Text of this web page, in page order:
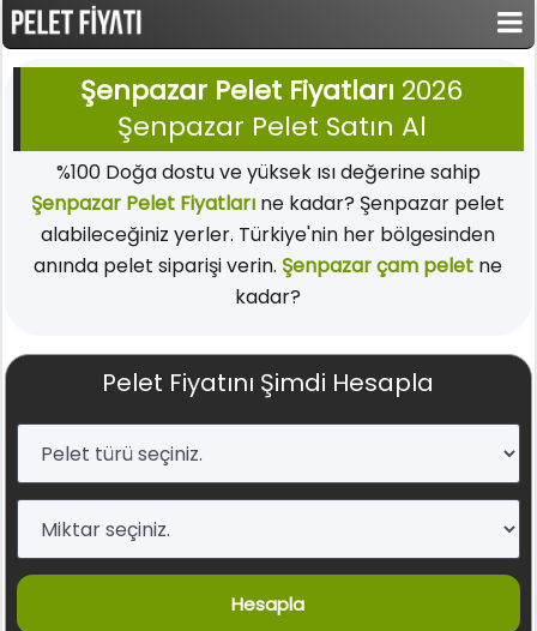
Şenpazar Pelet Fiyatları 2026
Şenpazar Pelet Satın Al
%100 Doğa dostu ve yüksek ısı değerine sahip
Şenpazar Pelet Fiyatları ne kadar? Şenpazar pelet
alabileceğiniz yerler. Türkiye'nin her bölgesinden
anında pelet siparişi verin. Şenpazar çam pelet ne
kadar?
Pelet Fiyatını Şimdi Hesapla
Hesapla